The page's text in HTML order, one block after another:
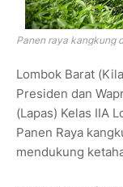
Panen raya kangkung
Lombok Barat
Presiden dan
(Lapas) Kelas IIA
Panen Raya
mendukung